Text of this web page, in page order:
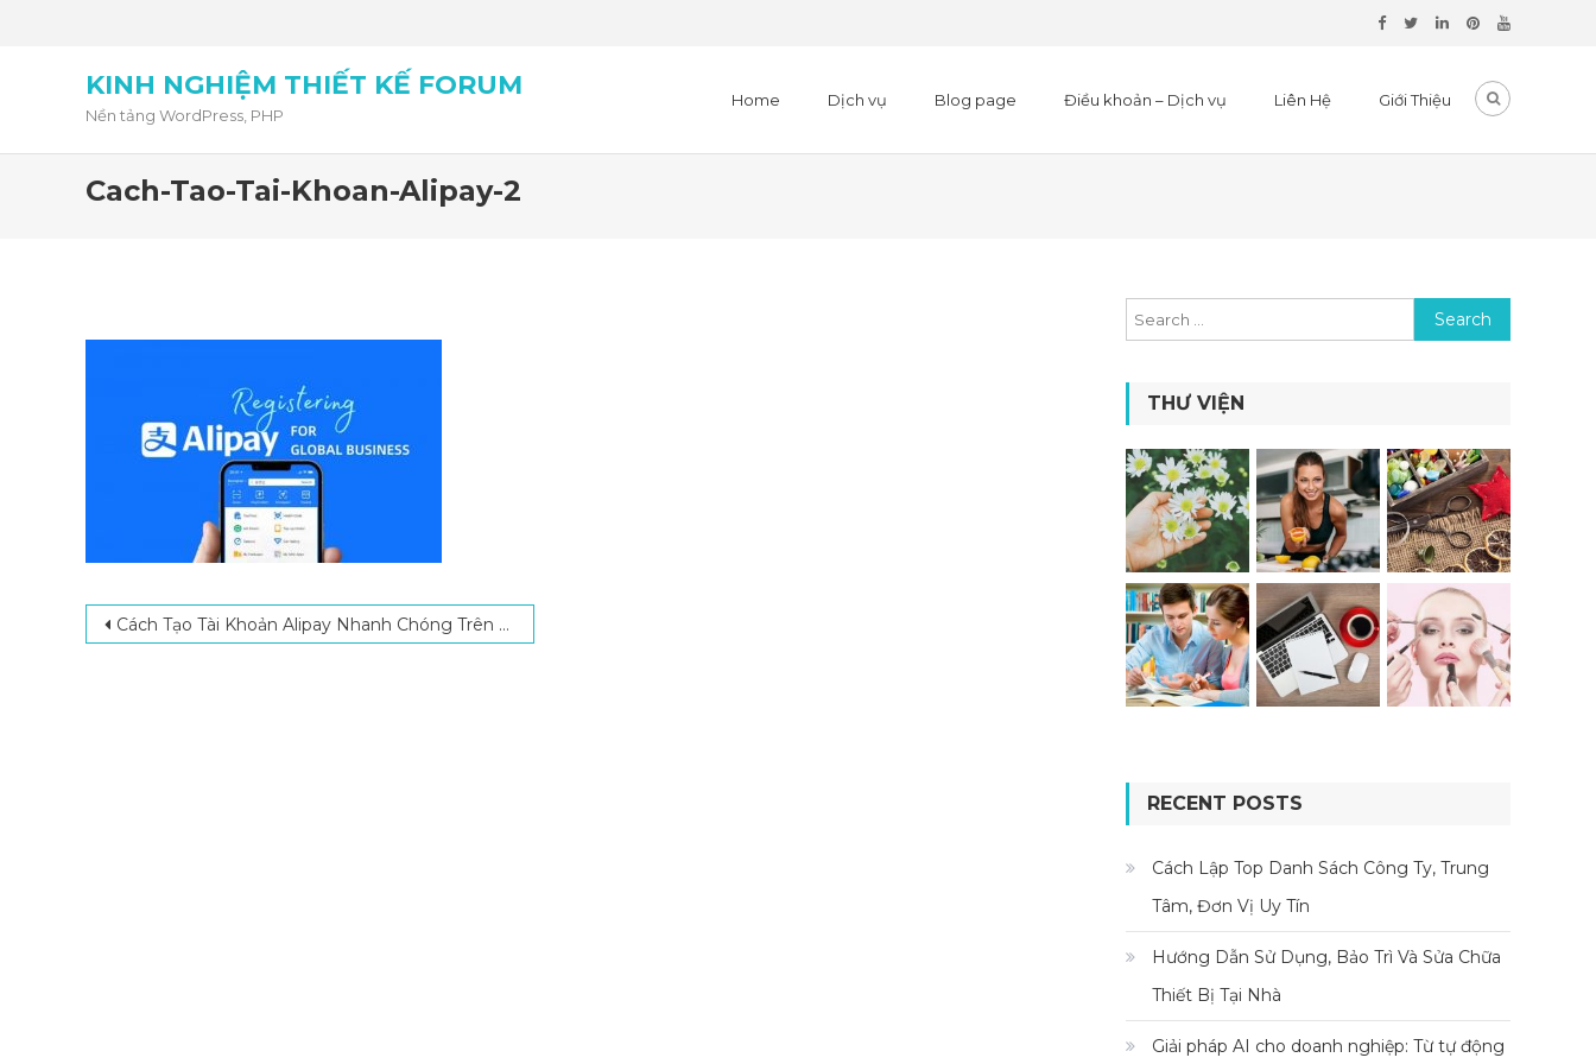
KINH NGHIỆM THIẾT KẾ FORUM
Nền tảng WordPress, PHP
Home Dịch vụ Blog page Điều khoản – Dịch vụ Liên Hệ Giới Thiệu
Cach-Tao-Tai-Khoan-Alipay-2
Post navigation
Cách Tạo Tài Khoản Alipay Nhanh Chóng Trên Máy Tính Và Điện Thoại
Search for:
THƯ VIỆN
RECENT POSTS
Cách Lập Top Danh Sách Công Ty, Trung
Tâm, Đơn Vị Uy Tín
Hướng Dẫn Sử Dụng, Bảo Trì Và Sửa Chữa
Thiết Bị Tại Nhà
Giải pháp AI cho doanh nghiệp: Từ tự động